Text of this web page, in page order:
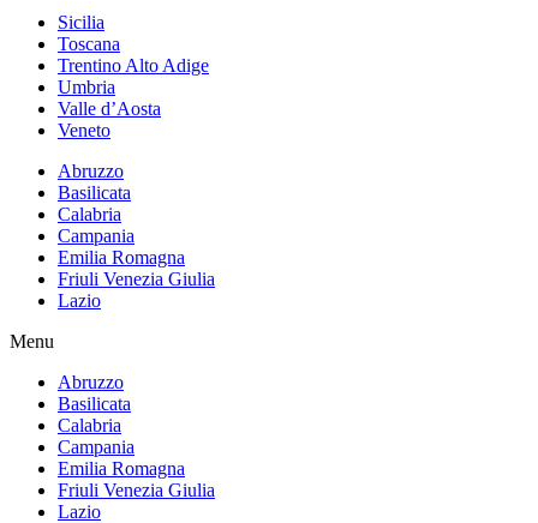
Sicilia
Toscana
Trentino Alto Adige
Umbria
Valle d’Aosta
Veneto
Abruzzo
Basilicata
Calabria
Campania
Emilia Romagna
Friuli Venezia Giulia
Lazio
Menu
Abruzzo
Basilicata
Calabria
Campania
Emilia Romagna
Friuli Venezia Giulia
Lazio